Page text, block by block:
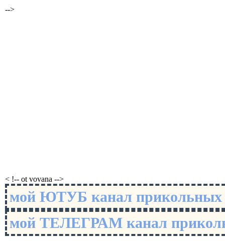
-->
< !-- ot vovana -->
мой ЮТУБ канал
мой ТЕЛЕГРАМ канал